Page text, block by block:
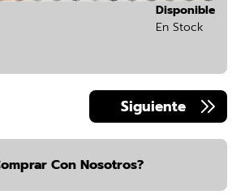
Disponible
En Stock
Con Nosotros?